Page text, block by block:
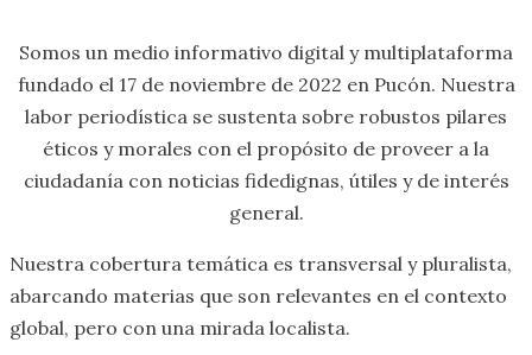
Somos un medio informativo digital y multiplataforma
fundado el 17 de noviembre de 2022 en Pucón. Nuestra
labor periodística se sustenta sobre robustos pilares
éticos y morales con el propósito de proveer a la
ciudadanía con noticias fidedignas, útiles y de interés
general.
Nuestra cobertura temática es transversal y pluralista,
abarcando materias que son relevantes en el contexto
global, pero con una mirada localista.